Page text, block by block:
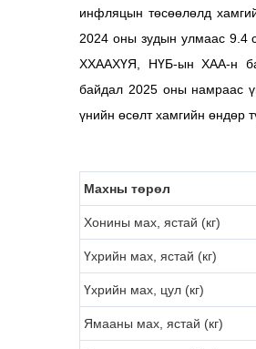
инфляцын төсөөлөлд
2024 оны зудын улмаас 9.4
ХХААХҮЯ, НҮБ-ын ХАА-н
байдал 2025 оны намраас
үнийн өсөлт хамгийн өндөр
Махны төрөл
Хонины мах, ястай (кг)
Үхрийн мах, ястай (кг)
Үхрийн мах, цул (кг)
Ямааны мах, ястай (кг)